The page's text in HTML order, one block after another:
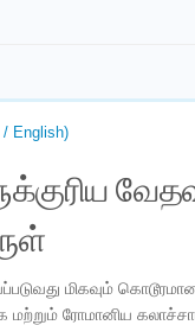
/ English)
மிகவும்
மற்றும் ரோமானிய